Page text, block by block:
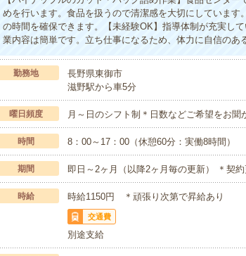
めを行います。食品を扱うので清潔感を大切にしています
の時間を確保できます。【未経験OK】指導体制が充実し
業内容は簡単です。立ち仕事になるため、体力に自信のあ
勤務地
長野県東御市
滋野駅から車5分
曜日頻度 月～日のシフト制＊日数などご希望をお聞
時間 8：00～17：00（休憩60分：実働8時間）
期間 即日～2ヶ月（以降2ヶ月毎の更新） ＊契
時給 時給1150円 ＊頑張り次第で昇給あり
交通費
別途支給